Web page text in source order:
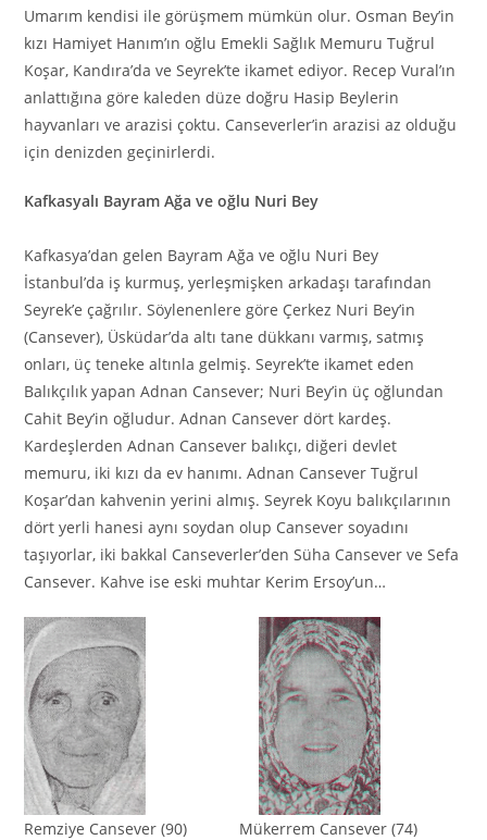
Umarım kendisi ile görüşmem mümkün olur. Osman Bey’in
kızı Hamiyet Hanım’ın oğlu Emekli Sağlık Memuru Tuğrul
Koşar, Kandıra’da ve Seyrek’te ikamet ediyor. Recep Vural’ın
anlattığına göre kaleden düze doğru Hasip Beylerin
hayvanları ve arazisi çoktu. Canseverler’in arazisi az olduğu
için denizden geçinirlerdi.
Kafkasyalı Bayram Ağa ve oğlu Nuri Bey
Kafkasya’dan gelen Bayram Ağa ve oğlu Nuri Bey
İstanbul’da iş kurmuş, yerleşmişken arkadaşı tarafından
Seyrek’e çağrılır. Söylenenlere göre Çerkez Nuri Bey’in
(Cansever), Üsküdar’da altı tane dükkanı varmış, satmış
onları, üç teneke altınla gelmiş. Seyrek’te ikamet eden
Balıkçılık yapan Adnan Cansever; Nuri Bey’in üç oğlundan
Cahit Bey’in oğludur. Adnan Cansever dört kardeş.
Kardeşlerden Adnan Cansever balıkçı, diğeri devlet
memuru, iki kızı da ev hanımı. Adnan Cansever Tuğrul
Koşar’dan kahvenin yerini almış. Seyrek Koyu balıkçılarının
dört yerli hanesi aynı soydan olup Cansever soyadını
taşıyorlar, iki bakkal Canseverler’den Süha Cansever ve Sefa
Cansever. Kahve ise eski muhtar Kerim Ersoy’un…
Remziye Cansever (90) Mükerrem Cansever (74)